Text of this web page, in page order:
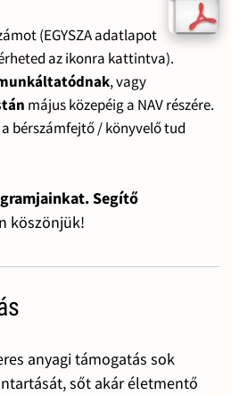
(EGYSZA adatlapot
az ikonra kattintva).
, vagy
május közepéig a NAV részére.
bérszámfejtő / könyvelő tud
Segítő
köszönjük!
anyagi támogatás sok
sőt akár életmentő